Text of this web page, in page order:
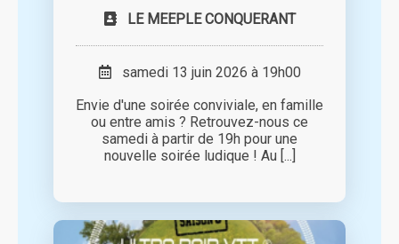
LE MEEPLE CONQUERANT
samedi 13 juin 2026 à 19h00
Envie d'une soirée conviviale, en famille
ou entre amis ? Retrouvez-nous ce
samedi à partir de 19h pour une
nouvelle soirée ludique ! Au [...]